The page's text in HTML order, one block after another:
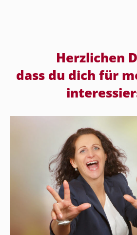
Herzlichen
dass du dich für